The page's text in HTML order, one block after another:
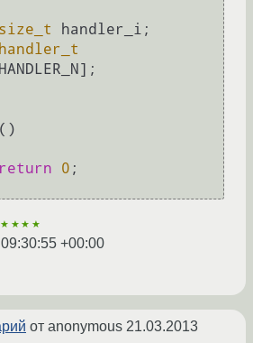
size_t
handler_i;
handler_t
()
return
0 ;
★★★★
+00:00
от anonymous 21.03.2013